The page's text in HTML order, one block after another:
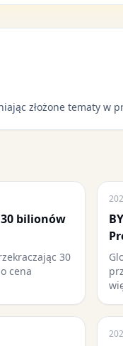
złożone tematy w
bilionów
30
cena